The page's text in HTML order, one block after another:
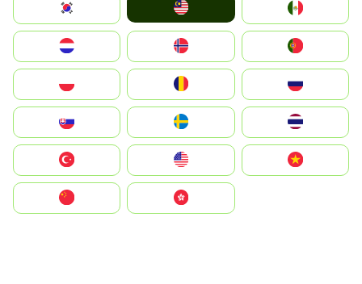
South Korea
United States
中國香港特別行政區